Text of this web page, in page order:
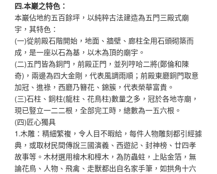
四.本巖之特色：
本巖佔地約五百餘坪，以純粹古法建造為五門三殿式廟
宇，其特色：
(一)從前殿石階開始，地面、牆壁、廊柱全用石頭砌築而
成，是一座以石為基，以木為頂的廟宇。
(二)五門皆為銅門，前殿正門，並列哼哈二將(鄭倫和陳
奇)，兩邊為四大金剛，代表風調雨順；前殿東廳銅門取意
加冠、進祿，西廳乃簪花、錦簇，代表榮華富貴。
(三)石柱、銅柱(龍柱、花鳥柱)數量之多，冠於各地寺廟，
現已豎立一二二根，全部完工時，總數為一五六根。
(四)匠心獨具
1.木雕：精細繁複，令人目不暇給，每件人物雕刻都引經據
典，或取材民間傳說三國演義、西遊記、封神榜、廿四孝
故事等。木材選用檜木和樟木，為防蟲蛀，上貼金箔，無
論花鳥、人物、飛禽、走獸都出自名家手筆，如拱角十六